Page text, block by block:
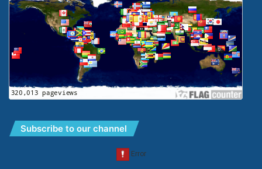
Subscribe to our channel